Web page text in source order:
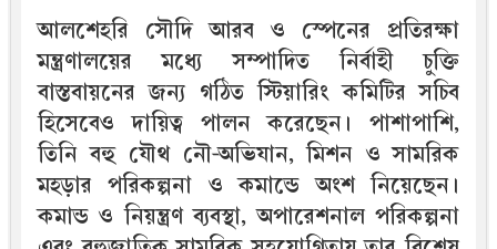
আলশেহরি সৌদি আরব ও স্পেনের প্রতিরক্ষা
মন্ত্রণালয়ের মধ্যে সম্পাদিত নির্বাহী চুক্তি
বাস্তবায়নের জন্য গঠিত স্টিয়ারিং কমিটির সচিব
হিসেবেও দায়িত্ব পালন করেছেন। পাশাপাশি,
তিনি বহু যৌথ নৌ-অভিযান, মিশন ও সামরিক
মহড়ার পরিকল্পনা ও কমান্ডে অংশ নিয়েছেন।
কমান্ড ও নিয়ন্ত্রণ ব্যবস্থা, অপারেশনাল পরিকল্পনা